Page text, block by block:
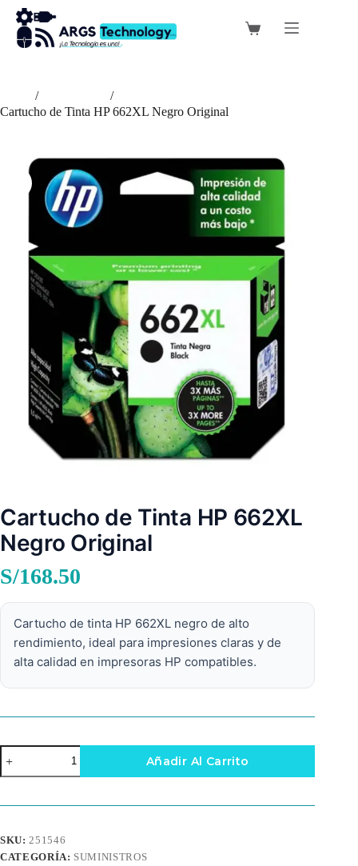
Saltar
contenido
Carro
/
/
Cartucho de Tinta HP 662XL Negro Original
Cartucho de Tinta HP 662XL
Negro Original
S/168.50
Cartucho de tinta HP 662XL negro de alto
rendimiento, ideal para impresiones claras y de
alta calidad en impresoras HP compatibles.
Cartucho
de
Tinta
662XL
cantidad
Añadir Al Carrito
SKU: 251546
CATEGORÍA: SUMINISTROS